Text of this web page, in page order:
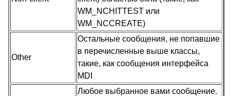
WM_NCHITTEST или
WM_NCCREATE)
Other
Остальные сообщения, не попавшие
в перечисленные выше классы,
такие, как сообщения интерфейса
MDI
Любое выбранное вами сообщение.